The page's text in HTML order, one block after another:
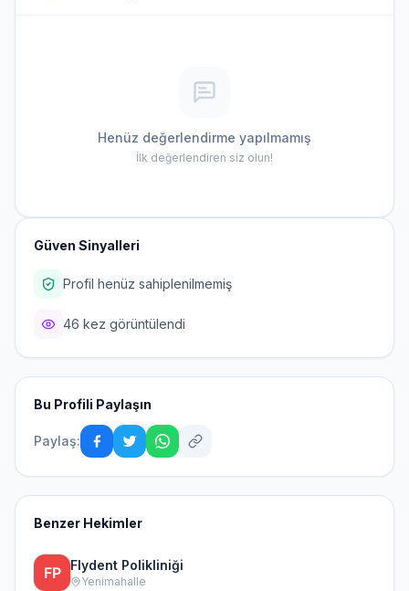
Henüz değerlendirme yapılmamış
İlk değerlendiren siz olun!
Güven Sinyalleri
Profil henüz sahiplenilmemiş
46 kez görüntülendi
Bu Profili Paylaşın
Paylaş:
Benzer Hekimler
Flydent Polikliniği
Yenimahalle